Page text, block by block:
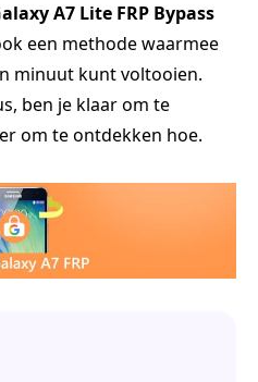
A7 Lite FRP Bypass
een methode waarmee
minuut kunt voltooien.
ben je klaar om te
om te ontdekken hoe.